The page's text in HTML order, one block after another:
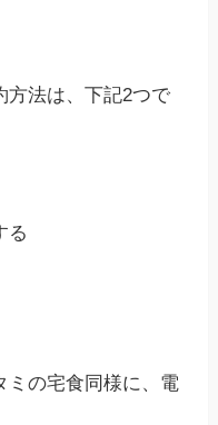
方法は、下記2つで
る
ミの宅食同様に、電